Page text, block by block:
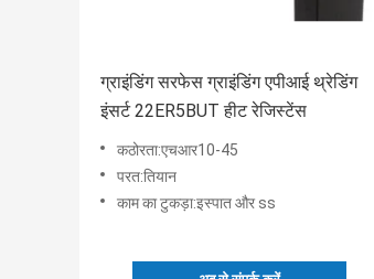
ग्राइंडिंग सरफेस ग्राइंडिंग एपीआई थ्रेडिंग
इंसर्ट 22ER5BUT हीट रेजिस्टेंस
कठोरता:एचआर10-45
परत:तियान
काम का टुकड़ा:इस्पात और ss